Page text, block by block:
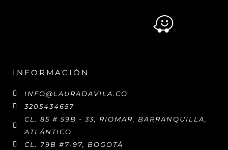
INFORMACIÓN
INFO@LAURADAVILA.CO
3205434657
CL. 85 # 59B - 33, RIOMAR, BARRANQUILLA,
ATLÁNTICO
CL. 79B #7-97, BOGOTÁ